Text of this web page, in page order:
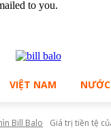
to you.
VIỆT NAM
Bill Balo Giá trị tiền tệ